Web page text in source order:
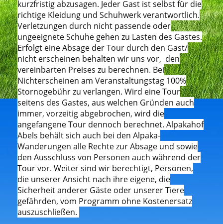
kurzfristig abzusagen. Jeder Gast ist selbst für die
richtige Kleidung und Schuhwerk verantwortlich.
Verletzungen durch nicht passende oder
ungeeignete Schuhe gehen zu Lasten des Gastes.
Erfolgt eine Absage der Tour durch den Gast/
nicht erscheinen behalten wir uns vor, den
vereinbarten Preises zu berechnen. Bei
Nichterscheinen am Veranstaltungstag 100%
Stornogebühr zu verlangen. Wird eine Tour
seitens des Gastes, aus welchen Gründen auch
immer, vorzeitig abgebrochen, wird die
angefangene Tour dennoch berechnet. Alpakahof
Abels behält sich auch bei den Alpaka-
Wanderungen alle Rechte zur Absage und sowie
den Ausschluss von Personen auch während der
Tour vor. Weiter sind wir berechtigt, Personen,
die unserer Ansicht nach ihre eigene, die
Sicherheit anderer Gäste oder unserer Tiere
gefährden, vom Programm ohne Kostenersatz
auszuschließen.